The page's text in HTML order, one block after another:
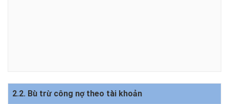
2.2. Bù trừ công nợ theo tài khoản